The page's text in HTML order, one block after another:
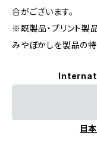
合がございます。
※既製品・プリント製
みやぼかしを製品の特
日